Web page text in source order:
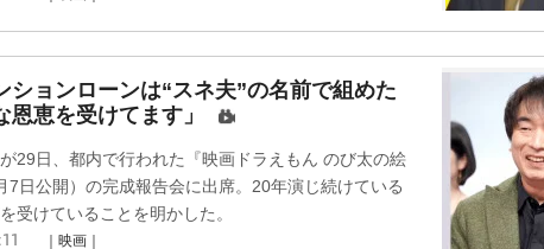
ションローンは“スネ夫”の名前で組めた
恩恵を受けてます」
29日、都内で行われた『映画ドラえもん のび太の絵
7日公開）の完成報告会に出席。20年演じ続けている
受けていることを明かした。
｜映画｜